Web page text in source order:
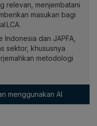
relevan, menjembatani
masukan bagi
LCA.
Indonesia dan JAPFA,
sektor, khususnya
metodologi
menggunakan AI